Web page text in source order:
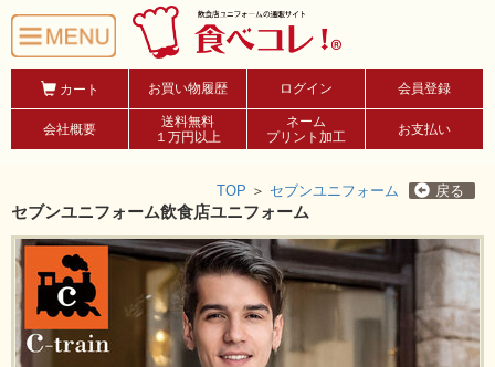
カート お買い物履歴 ログイン 会員登録
会社概要
送料無料
１万円以上
ネーム
プリント加工
お支払い
TOP ＞ セブンユニフォーム 戻る
セブンユニフォーム飲食店ユニフォーム